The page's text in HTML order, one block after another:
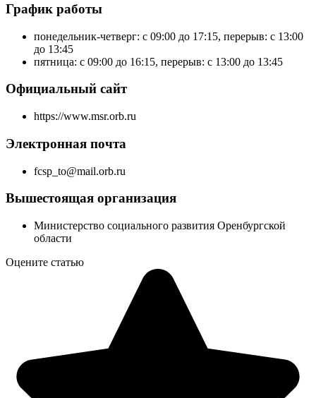
График работы
понедельник-четверг: с 09:00 до 17:15, перерыв: с 13:00
до 13:45
пятница: с 09:00 до 16:15, перерыв: с 13:00 до 13:45
Официальный сайт
https://www.msr.orb.ru
Электронная почта
fcsp_to@mail.orb.ru
Вышестоящая организация
Министерство социального развития Оренбургской
области
Оцените статью